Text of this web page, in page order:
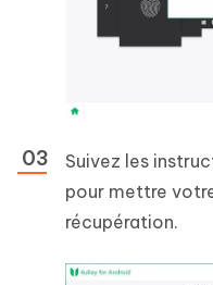
Suivez les
pour mettre
récupération.